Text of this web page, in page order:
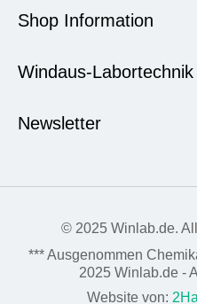
Shop Information
Windaus-Labortechnik
Newsletter
© 2025 Winlab.de.
*** Ausgenommen
2025 Winlab.de -
Website von: